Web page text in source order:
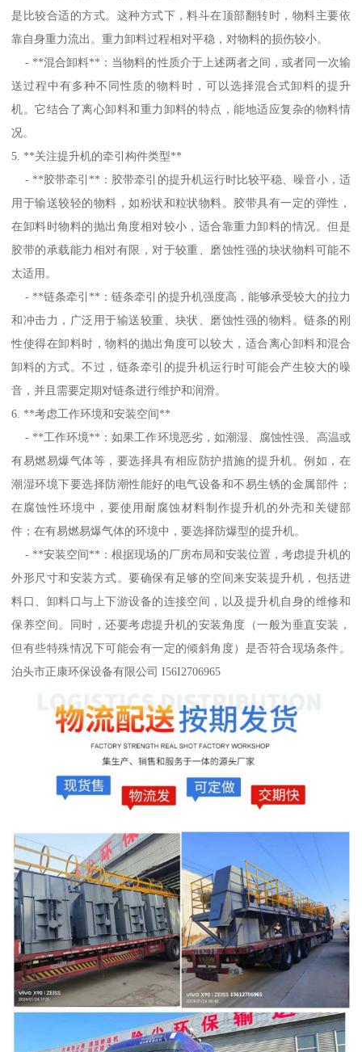
是比较合适的方式。这种方式下，料斗在顶部翻转时，物料主要依
靠自身重力流出。重力卸料过程相对平稳，对物料的损伤较小。
- **混合卸料**：当物料的性质介于上述两者之间，或者同一次输
送过程中有多种不同性质的物料时，可以选择混合式卸料的提升
机。它结合了离心卸料和重力卸料的特点，能地适应复杂的物料情
况。
5. **关注提升机的牵引构件类型**
- **胶带牵引**：胶带牵引的提升机运行时比较平稳、噪音小，适
用于输送较轻的物料，如粉状和粒状物料。胶带具有一定的弹性，
在卸料时物料的抛出角度相对较小，适合靠重力卸料的情况。但是
胶带的承载能力相对有限，对于较重、磨蚀性强的块状物料可能不
太适用。
- **链条牵引**：链条牵引的提升机强度高，能够承受较大的拉力
和冲击力，广泛用于输送较重、块状、磨蚀性强的物料。链条的刚
性使得在卸料时，物料的抛出角度可以较大，适合离心卸料和混合
卸料的方式。不过，链条牵引的提升机运行时可能会产生较大的噪
音，并且需要定期对链条进行维护和润滑。
6. **考虑工作环境和安装空间**
- **工作环境**：如果工作环境恶劣，如潮湿、腐蚀性强、高温或
有易燃易爆气体等，要选择具有相应防护措施的提升机。例如，在
潮湿环境下要选择防潮性能好的电气设备和不易生锈的金属部件；
在腐蚀性环境中，要使用耐腐蚀材料制作提升机的外壳和关键部
件；在有易燃易爆气体的环境中，要选择防爆型的提升机。
- **安装空间**：根据现场的厂房布局和安装位置，考虑提升机的
外形尺寸和安装方式。要确保有足够的空间来安装提升机，包括进
料口、卸料口与上下游设备的连接空间，以及提升机自身的维修和
保养空间。同时，还要考虑提升机的安装角度（一般为垂直安装，
但有些特殊情况下可能会有一定的倾斜角度）是否符合现场条件。
泊头市正康环保设备有限公司 I56I2706965